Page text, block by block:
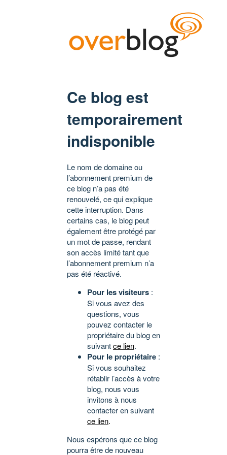
Ce blog est
temporairement
indisponible
Le nom de domaine ou
l’abonnement premium de
ce blog n’a pas été
renouvelé, ce qui explique
cette interruption. Dans
certains cas, le blog peut
également être protégé par
un mot de passe, rendant
son accès limité tant que
l’abonnement premium n’a
pas été réactivé.
Pour les visiteurs :
Si vous avez des
questions, vous
pouvez contacter le
propriétaire du blog en
suivantce lien.
Pour le propriétaire :
Si vous souhaitez
rétablir l’accès à votre
blog, nous vous
invitons à nous
contacter en suivant
ce lien.
Nous espérons que ce blog
pourra être de nouveau